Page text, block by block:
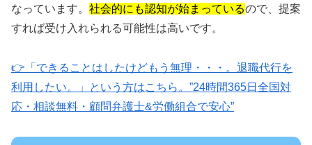
なっています。 社会的にも認知が始まっているので、提案
すれば受け入れられる可能性は高いです。
👉「できることはしたけどもう無理・・・。退職代行を
利用したい。」という方はこちら。”24時間365日全国対
応・相談無料・顧問弁護士&労働組合で安心”